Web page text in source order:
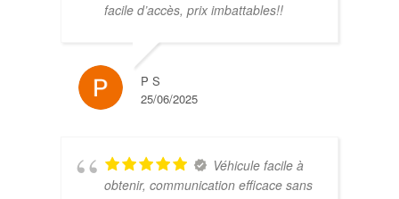
facile d’accès, prix imbattables!!
P S
25/06/2025
Véhicule facile à
obtenir, communication efficace sans